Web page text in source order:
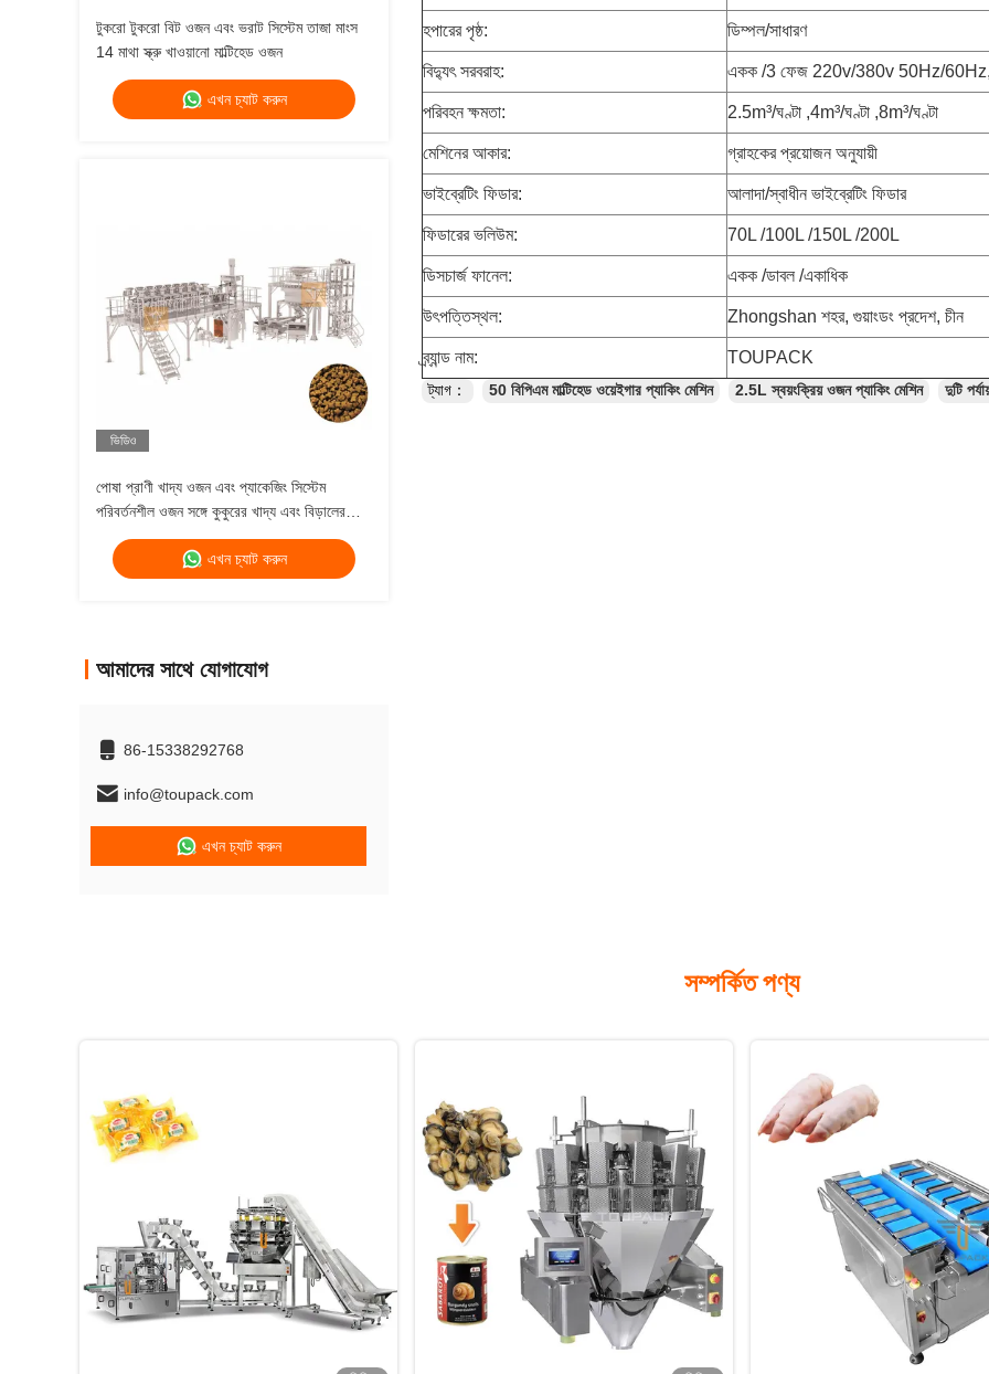
টুকরো টুকরো বিট ওজন এবং ভরাট সিস্টেম তাজা মাংস
14 মাথা স্ক্রু খাওয়ানো মাল্টিহেড ওজন
এখন চ্যাট করুন
ভিডিও
পোষা প্রাণী খাদ্য ওজন এবং প্যাকেজিং সিস্টেম
পরিবর্তনশীল ওজন সঙ্গে কুকুরের খাদ্য এবং বিড়ালের
খাদ্য মাল্টিহেড ওজন
এখন চ্যাট করুন
আমাদের সাথে যোগাযোগ
86-15338292768
info@toupack.com
এখন চ্যাট করুন
হপারের পৃষ্ঠ: ডিম্পল/সাধারণ
বিদ্যুৎ সরবরাহ: একক /3 ফেজ 220v/380v 50Hz/
পরিবহন ক্ষমতা: 2.5m³/ঘণ্টা ,4m³/ঘণ্টা ,8m³/ঘণ্টা
মেশিনের আকার: গ্রাহকের প্রয়োজন অনুযায়ী
ভাইব্রেটিং ফিডার: আলাদা/স্বাধীন ভাইব্রেটিং ফিডার
ফিডারের ভলিউম: 70L /100L /150L /200L
ডিসচার্জ ফানেল: একক /ডাবল /একাধিক
উৎপত্তিস্থল: Zhongshan শহর, গুয়াংডং প্রদেশ, চীন
ব্র্যান্ড নাম: TOUPACK
ট্যাগ： 50 বিপিএম মাল্টিহেড ওয়েইগার প্যাকিং মেশিন 2.5L স্বয়ংক্রিয় ওজন প্যাকিং মেশিন দুটি
সম্পর্কিত পণ্য